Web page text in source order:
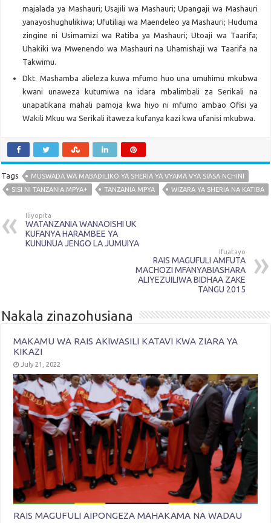
majalada ya Mashauri; Usajili wa Mashauri; Upangaji wa Mashauri
yanayoshughulikiwa; Ufutiliaji wa Maendeleo ya Mashauri; Huduma
zingine ni Usimamizi wa Ratiba ya Mashauri; Utoaji wa Taarifa;
Uhakiki wa Mwenendo wa Mashauri na Uhamishaji wa Taarifa na
Takwimu.
Dkt. Mashamba alieleza kuwa mfumo huo una umuhimu mkubwa
kwani unaweza kutumiwa na idara mbalimbali za Serikali na
unapatikana mahali pamoja kwa hiyo ni mfumo ambao Ofisi ya
Wakili Mkuu wa Serikali itaweza kufanya kazi kwa ufanisi mkubwa.
Tags
MUSWADA WA MABADILIKO YA SHERIA YA VYAMA VYA SIASA NCHINI
SISI NI TANZANIA MPYA+
TANZANIA MPYA WIZARA YA SHERIA NA KATIBA
Iliyopita
WATANZANIA WANAOISHI UK
KUFANYA HARAMBEE YA
KUNUNUA JENGO LA JUMUIYA
Ifuatayo
RAIS MAGUFULI AMFUTA
MACHOZI MFANYABIASHARA
ALIYEZUILIWA BIDHAA ZAKE
TANGU 2015
Nakala zinazohusiana
MAKAMU WA RAIS AKIWASILI KATAVI KWA ZIARA YA
KIKAZI
July 21, 2022
RAIS MAGUFULI AIPONGEZA MAHAKAMA NA WADAU